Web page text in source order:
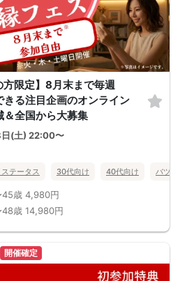
方限定】8月末まで毎週
る注目企画のオンライン
＆全国から大募集
日(土) 22:00〜
テータス 30代向け 40代向け バツ
45歳 4,980円
48歳 14,980円
開催確定